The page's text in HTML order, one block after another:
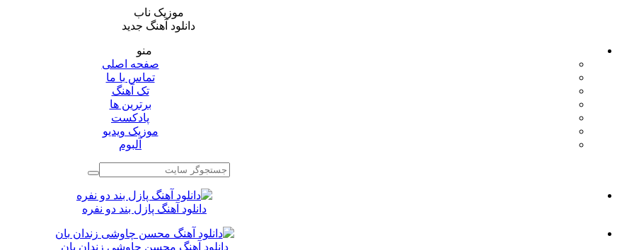
موزیک ناب
دانلود آهنگ جدید
منو
صفحه اصلی
تماس با ما
تک آهنگ
برترین ها
پادکست
موزیک ویدیو
آلبوم
دانلود آهنگ پازل بند دو نفره
دانلود آهنگ محسن چاوشی زندان بان